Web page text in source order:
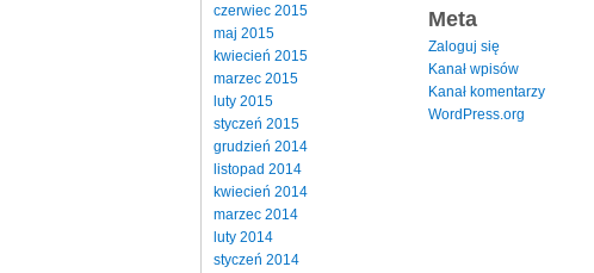
czerwiec 2015
maj 2015
kwiecień 2015
marzec 2015
luty 2015
styczeń 2015
grudzień 2014
listopad 2014
kwiecień 2014
marzec 2014
luty 2014
styczeń 2014
Meta
Zaloguj się
Kanał wpisów
Kanał komentarzy
WordPress.org